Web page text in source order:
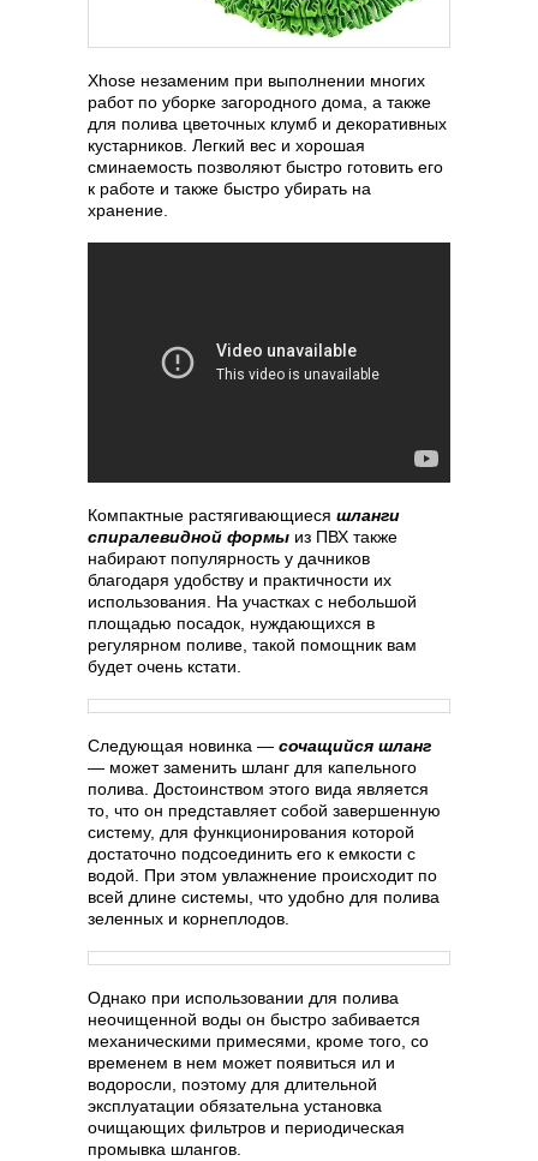
Xhose незаменим при выполнении многих
работ по уборке загородного дома, а также
для полива цветочных клумб и декоративных
кустарников. Легкий вес и хорошая
сминаемость позволяют быстро готовить его
к работе и также быстро убирать на
хранение.
Компактные растягивающиеся шланги
спиралевидной формы из ПВХ также
набирают популярность у дачников
благодаря удобству и практичности их
использования. На участках с небольшой
площадью посадок, нуждающихся в
регулярном поливе, такой помощник вам
будет очень кстати.
Следующая новинка — сочащийся шланг
— может заменить шланг для капельного
полива. Достоинством этого вида является
то, что он представляет собой завершенную
систему, для функционирования которой
достаточно подсоединить его к емкости с
водой. При этом увлажнение происходит по
всей длине системы, что удобно для полива
зеленных и корнеплодов.
Однако при использовании для полива
неочищенной воды он быстро забивается
механическими примесями, кроме того, со
временем в нем может появиться ил и
водоросли, поэтому для длительной
эксплуатации обязательна установка
очищающих фильтров и периодическая
промывка шлангов.